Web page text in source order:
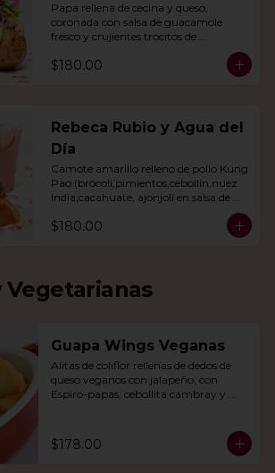
Papa rellena de cecina y queso,
coronada con salsa de guacamole
fresco y crujientes trocitos de
agua del día.
$180.00
Rebeca Rubio y Agua del
Día
Camote amarillo relleno de pollo Kung
Pao (brócoli,pimientos,cebollín,nuez
India,cacahuate, ajonjolí en salsa de
$180.00
Vegetarianas
Guapa Wings Veganas
Alitas de coliflor rellenas de dedos de
queso veganos con jalapeño, con
Espiro-papas, cebollita cambray y
$178.00